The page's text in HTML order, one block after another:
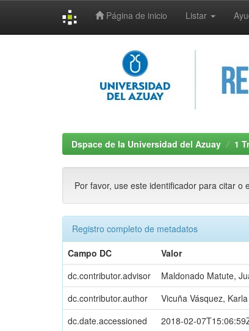
Página de inicio Listar
Dspace de la Universidad del Azuay 1
Por favor, use este identificador para citar o
Registro completo de metadatos
Campo DC
Valor
dc.contributor.advisor
Maldonado Matute,
dc.contributor.author
Vicuña Vásquez,
dc.date.accessioned
2018-02-